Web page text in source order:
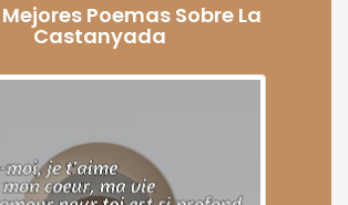
Poemas Sobre La
Castanyada